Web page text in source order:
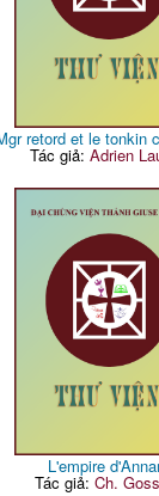
retord et le tonkin
Tác giả: Adrien
L'empire
Tác giả: Ch.